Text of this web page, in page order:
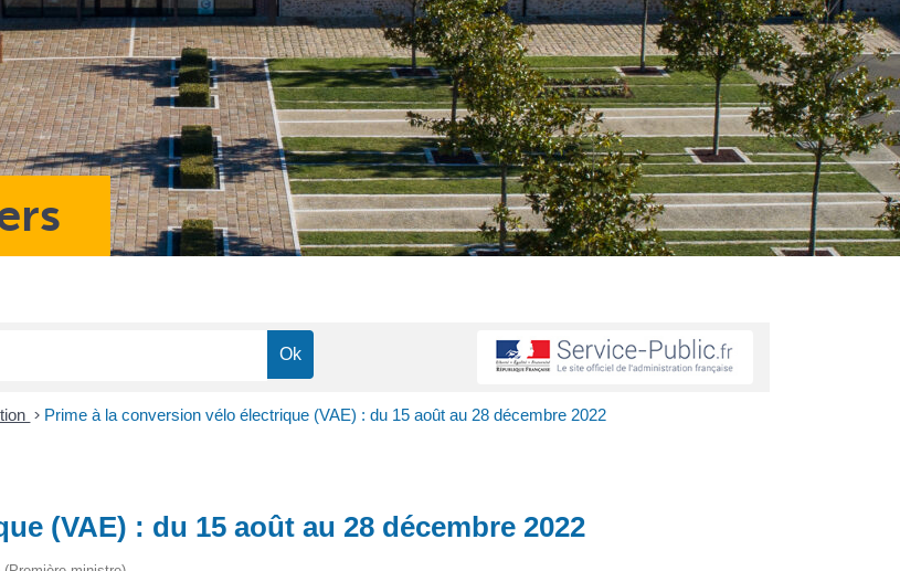
> Prime à la conversion vélo électrique (VAE) : du 15 août au 28 décembre 2022
(VAE) : du 15 août au 28 décembre 2022